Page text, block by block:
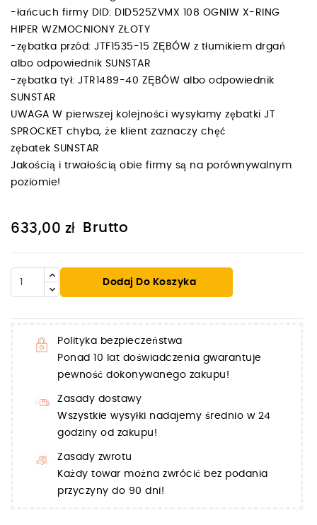
-łańcuch firmy DID: DID525ZVMX 108 OGNIW X-RING
HIPER WZMOCNIONY ZŁOTY
-zębatka przód: JTF1535-15 ZĘBÓW z tłumikiem drgań
albo odpowiednik SUNSTAR
-zębatka tył: JTR1489-40 ZĘBÓW albo odpowiednik
SUNSTAR
UWAGA W pierwszej kolejności wysyłamy zębatki JT
SPROCKET chyba, że klient zaznaczy chęć
zębatek SUNSTAR
Jakością i trwałością obie firmy są na porównywalnym
poziomie!
633,00 zł Brutto
Dodaj Do Koszyka
Polityka bezpieczeństwa
Ponad 10 lat doświadczenia gwarantuje
pewność dokonywanego zakupu!
Zasady dostawy
Wszystkie wysyłki nadajemy średnio w 24
godziny od zakupu!
Zasady zwrotu
Każdy towar można zwrócić bez podania
przyczyny do 90 dni!